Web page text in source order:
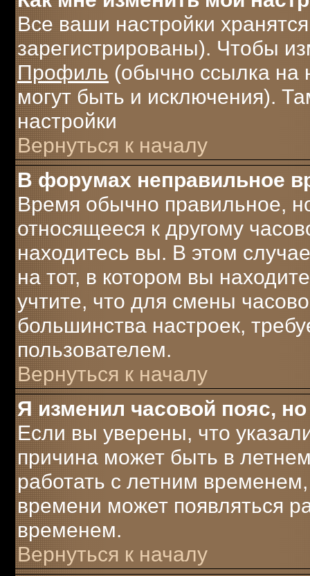
Все ваши настройки
зарегистрированы). Чтобы
Профиль (обычно ссылка на
могут быть и исключения).
настройки
Вернуться к началу
В форумах неправильное
Время обычно правильное,
относящееся к другому
находитесь вы. В этом
на тот, в котором вы
учтите, что для смены
большинства настроек,
пользователем.
Вернуться к началу
Я изменил часовой пояс,
Если вы уверены, что
причина может быть в
работать с летним
времени может появляться
временем.
Вернуться к началу